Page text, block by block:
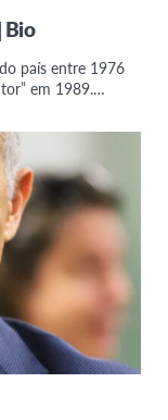
Bio
país entre 1976
em 1989.…